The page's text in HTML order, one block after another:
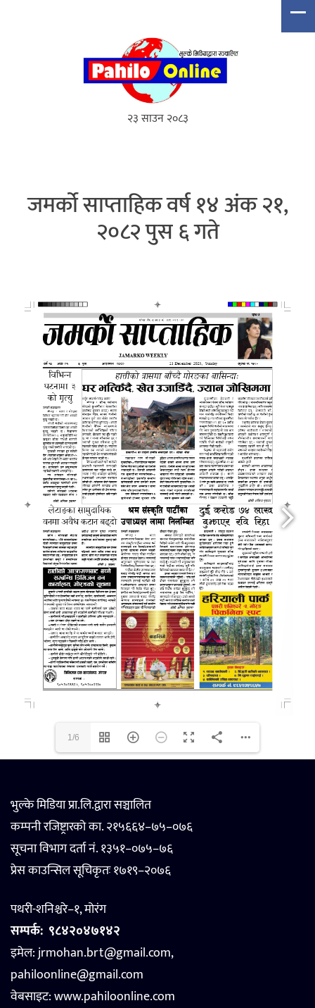
२३ साउन २०८३
जमर्को साप्ताहिक वर्ष १४ अंक २१,
२०८२ पुस ६ गते
1/6
भुल्के मिडिया प्रा.लि.द्वारा सञ्चालित
कम्पनी रजिष्ट्रारको का. २१५६६४–७५–०७६
सूचना विभाग दर्ता नं. १३५१–०७५–७६
प्रेस काउन्सिल सूचिकृतः १७१९–२०७६
पथरी-शनिश्चरे–१, मोरंग
सम्पर्क: ९८४२०४७१४२
इमेल: jrmohan.brt@gmail.com,
pahiloonline@gmail.com
वेबसाइट:www.pahiloonline.com